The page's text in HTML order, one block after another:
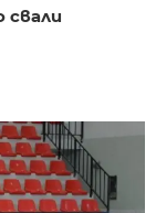
свали